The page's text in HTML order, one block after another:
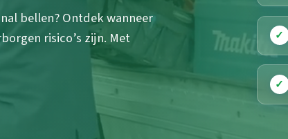
bellen? Ontdek wanneer
risico’s zijn. Met
✓
✓